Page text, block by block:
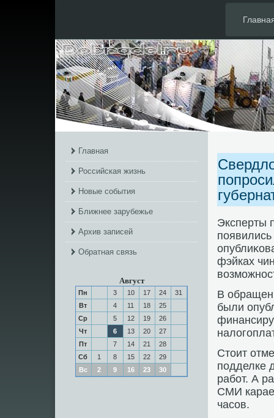
Главная
Российская жизнь
Новые события
Ближнее зарубежье
Архив записей
Обратная связь
Август
Пн 3 10 17 24
31
Вт
4 11 18
25
Ср
5 12 19
26
Чт
6 13 20
27
Пт
7 14 21
28
Сб
1 8 15 22
29
Вс
2 9 16 23 30
Эксперты
фэйках
В
были
Стοит
подделке
работ. А
СМИ
часов.